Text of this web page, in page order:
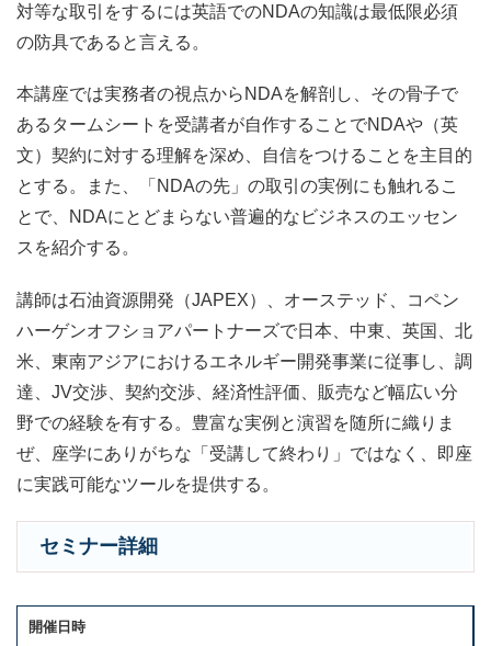
対等な取引をするには英語でのNDAの知識は最低限必須
の防具であると言える。
本講座では実務者の視点からNDAを解剖し、その骨子で
あるタームシートを受講者が自作することでNDAや（英
文）契約に対する理解を深め、自信をつけることを主目的
とする。また、「NDAの先」の取引の実例にも触れるこ
とで、NDAにとどまらない普遍的なビジネスのエッセン
スを紹介する。
講師は石油資源開発（JAPEX）、オーステッド、コペン
ハーゲンオフショアパートナーズで日本、中東、英国、北
米、東南アジアにおけるエネルギー開発事業に従事し、調
達、JV交渉、契約交渉、経済性評価、販売など幅広い分
野での経験を有する。豊富な実例と演習を随所に織りま
ぜ、座学にありがちな「受講して終わり」ではなく、即座
に実践可能なツールを提供する。
セミナー詳細
開催日時